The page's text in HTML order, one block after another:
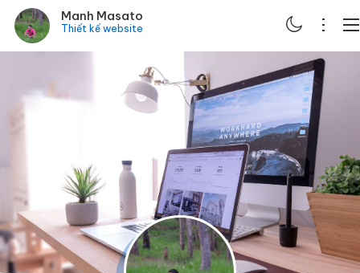
Manh Masato
Thiết kế website
PORTFOLIO
CONTACT
SCHEDULE